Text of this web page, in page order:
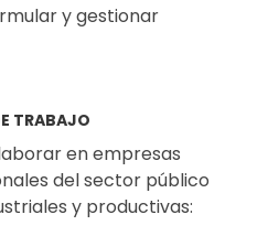
y gestionar
TRABAJO
en empresas
del sector público
y productivas: